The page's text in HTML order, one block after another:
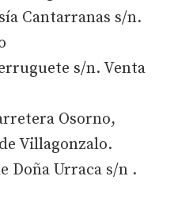
Cantarranas s/n.
s/n. Venta
Osorno,
Villagonzalo.
Doña Urraca s/n .